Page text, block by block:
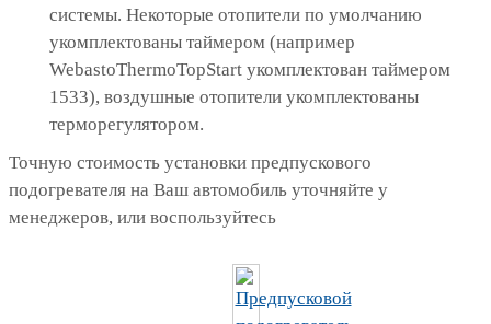
системы. Некоторые отопители по умолчанию
укомплектованы таймером (например
WebastoThermoTopStart укомплектован таймером
1533), воздушные отопители укомплектованы
терморегулятором.
Точную стоимость установки предпускового
подогревателя на Ваш автомобиль уточняйте у
менеджеров, или воспользуйтесь